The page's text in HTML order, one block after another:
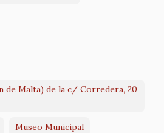
de Malta) de la c/ Corredera, 20
Museo Municipal